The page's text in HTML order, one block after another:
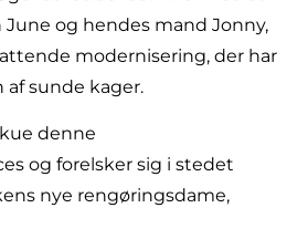
og hendes mand Jonny,
modernisering, der har
sunde kager.
denne
og forelsker sig i stedet
nye rengøringsdame,